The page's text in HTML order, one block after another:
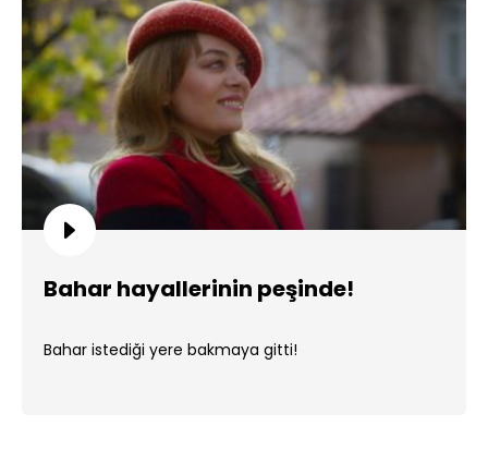
Bahar hayallerinin peşinde!
Bahar istediği yere bakmaya gitti!